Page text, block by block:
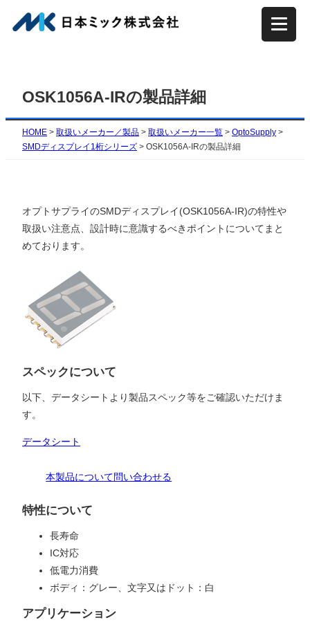
容
プ
OSK1056A-IRの製品詳細
HOME > 取扱いメーカー／製品 > 取扱いメーカー一覧 > OptoSupply >
SMDディスプレイ1桁シリーズ > OSK1056A-IRの製品詳細
オプトサプライのSMDディスプレイ(OSK1056A-IR)の特性や
取扱い注意点、設計時に意識するべきポイントについてまと
めております。
スペックについて
以下、データシートより製品スペック等をご確認いただけま
す。
データシート
本製品について問い合わせる
特性について
長寿命
IC対応
低電力消費
ボディ：グレー、文字又はドット：白
アプリケーション